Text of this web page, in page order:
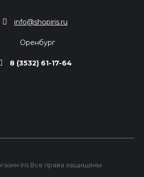
info@shopiris.ru
Оренбург
8 (3532) 61-17-64
Iris Все права защищены